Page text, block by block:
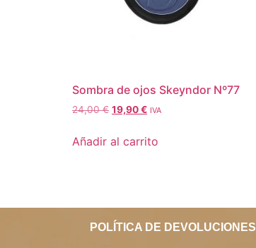
Sombra de ojos Skeyndor Nº77
24,00€ 19,90€ IVA
Añadir al carrito
POLÍTICA DE DEVOLUCIONES